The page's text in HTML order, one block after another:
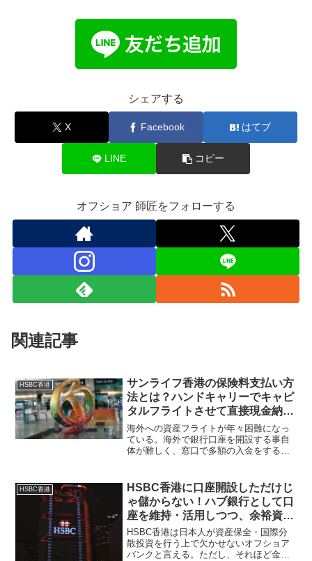
シェアする
X Facebook はてブ
LINE コピー
オフショア 師匠をフォローする
関連記事
HSBC香港
サンライフ香港の保険料支払い方
法とは？ハンドキャリーでキャピ
タルフライトさせて直接現金納付
できるスキームがある！
海外への資産フライトが年々困難になっ
ている。海外で銀行口座を開設する事自
体が難しく、窓口で多額の入金をするに
行間送金が可能で、サンライフ香港のオ
フィスでは制限があるが直接現金納付も
できる。
HSBC香港
HSBC香港に口座開設しただけじ
ゃ儲からない！ハブ銀行として口
座を維持・活用しつつ、余裕資金
は保険や金融商品の契約も検討す
べき！
HSBC香港は日本人が資産保全・国際分
散投資を行う上で欠かせないオフショア
バンクと言える。ただし、それほど金利